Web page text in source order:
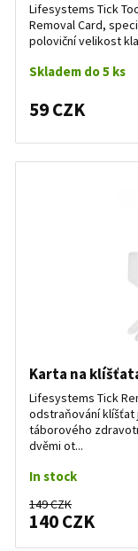
Lifesystems Tick
Removal Card,
poloviční velikost
Skladem do 5 ks
59 CZK
Karta na
Lifesystems Tick
odstraňování klíšťat
táborového
dvěmi ot...
In stock
149 CZK
140 CZK